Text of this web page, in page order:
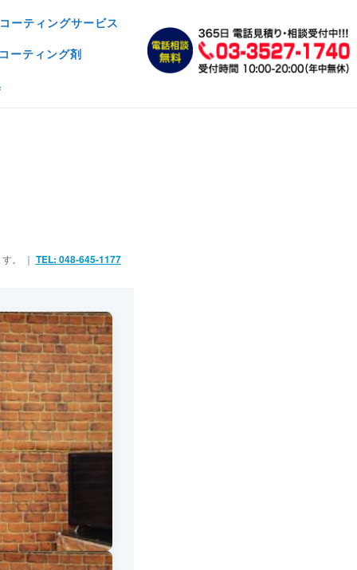
ーティングサービス
ーティング剤
。 ｜ TEL: 048-645-1177